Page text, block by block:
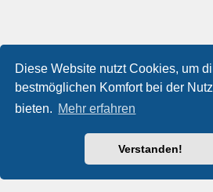
Diese Website nutzt Cookies, um
bestmöglichen Komfort bei der
bieten. Mehr erfahren
Verstanden!